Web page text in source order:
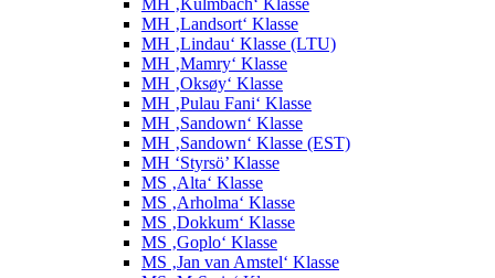
MH ‚Kulmbach‘ Klasse
MH ‚Landsort‘ Klasse
MH ‚Lindau‘ Klasse (LTU)
MH ‚Mamry‘ Klasse
MH ‚Oksøy‘ Klasse
MH ‚Pulau Fani‘ Klasse
MH ‚Sandown‘ Klasse
MH ‚Sandown‘ Klasse (EST)
MH ‘Styrsö’ Klasse
MS ‚Alta‘ Klasse
MS ‚Arholma‘ Klasse
MS ‚Dokkum‘ Klasse
MS ‚Goplo‘ Klasse
MS ‚Jan van Amstel‘ Klasse